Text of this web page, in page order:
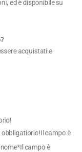
ed è disponibile su
acquistati e
campo è
campo è